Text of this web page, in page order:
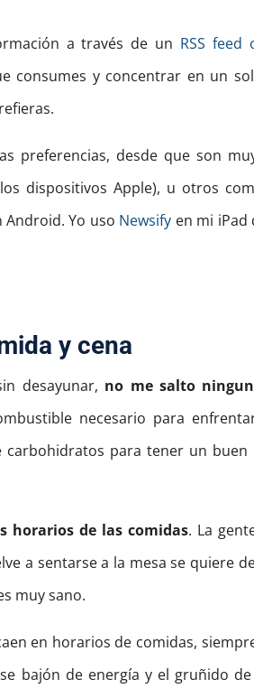
a través de un RSS
consumes y concentrar en un
preferencias, desde que son
dispositivos Apple), u otros
Yo uso Newsify en mi iPad
y cena
desayunar, no me salto
necesario para
para tener un buen
horarios de las comidas. La
a sentarse a la mesa se quiere
muy sano.
en horarios de comidas,
bajón de energía y el gruñido de